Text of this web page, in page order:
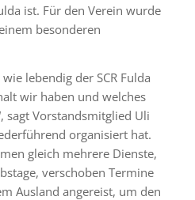
ist. Für den Verein wurde
besonderen
lebendig der SCR Fulda
wir haben und welches
sagt Vorstandsmitglied Uli
organisiert hat.
gleich mehrere Dienste,
verschoben Termine
Ausland angereist, um den